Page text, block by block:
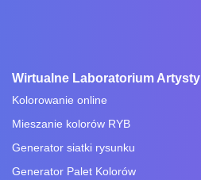
Wirtualne Laboratorium Artysty
Kolorowanie online
Mieszanie kolorów RYB
Generator siatki rysunku
Generator Palet Kolorów